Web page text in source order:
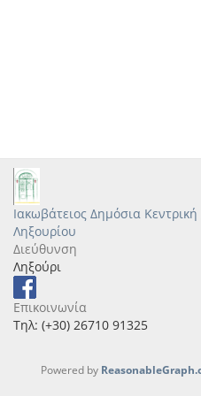
Ιακωβάτειος Δημόσια
Ληξουρίου
Διεύθυνση
Ληξούρι
Επικοινωνία
Τηλ: (+30) 26710 91325
Powered by